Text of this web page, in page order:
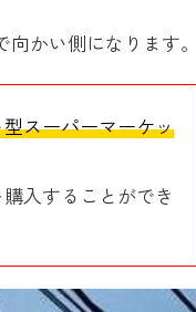
かい側になります。
スーパーマーケッ
入することができ